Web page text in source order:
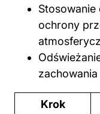
ochrony
Krok